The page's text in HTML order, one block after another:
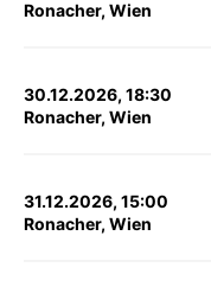
Ronacher, Wien
30.12.2026, 18:30
Ronacher, Wien
31.12.2026, 15:00
Ronacher, Wien